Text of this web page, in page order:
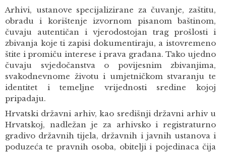
Arhivi, ustanove specijalizirane za čuvanje, zaštitu,
obradu i korištenje izvornom pisanom baštinom,
čuvaju autentičan i vjerodostojan trag prošlosti i
zbivanja koje ti zapisi dokumentiraju, a istovremeno
štite i promiču interese i prava građana. Tako ujedno
čuvaju svjedočanstva o povijesnim zbivanjima,
svakodnevnome životu i umjetničkom stvaranju te
identitet i temeljne vrijednosti sredine kojoj
pripadaju.
Hrvatski državni arhiv, kao središnji državni arhiv u
Hrvatskoj, nadležan je za arhivsko i registraturno
gradivo državnih tijela, državnih i javnih ustanova i
poduzeća te pravnih osoba, obitelji i pojedinaca čija